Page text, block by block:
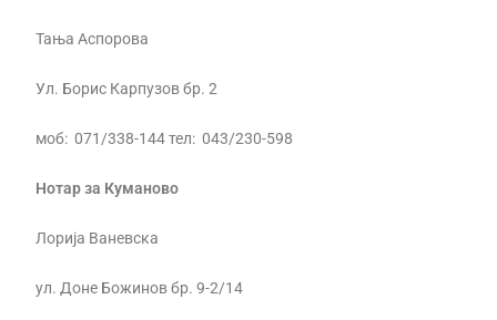
Тања Аспорова
Ул. Борис Карпузов бр. 2
моб: 071/338-144 тел: 043/230-598
Нотар за Куманово
Лорија Ваневска
ул. Доне Божинов бр. 9-2/14